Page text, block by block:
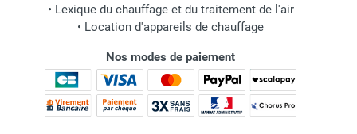
• Lexique du chauffage et du traitement de l'air
• Location d'appareils de chauffage
Nos modes de paiement